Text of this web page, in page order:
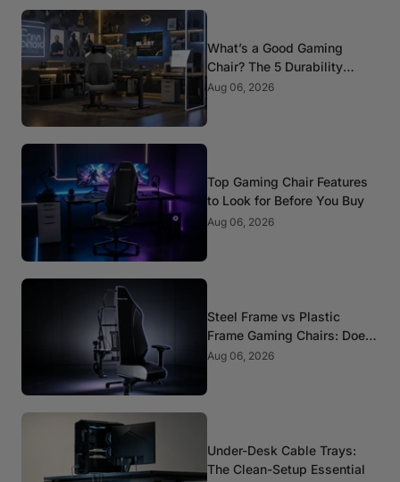
What’s a Good Gaming
Chair? The 5 Durability
Standards That Actually
Aug 06, 2026
Top Gaming Chair Features
to Look for Before You Buy
Aug 06, 2026
Steel Frame vs Plastic
Frame Gaming Chairs: Does
It Matter?
Aug 06, 2026
Under-Desk Cable Trays:
The Clean-Setup Essential